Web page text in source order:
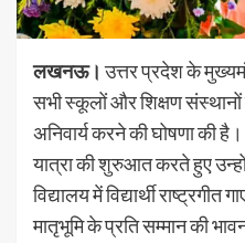
लखनऊ। उत्तर प्रदेश के
सभी स्कूलों और शिक्षण संस्थानों
अनिवार्य करने की घोषणा की
यात्रा की शुरुआत करते हुए
विद्यालय में विद्यार्थी
मातृभूमि के प्रति सम्मान की